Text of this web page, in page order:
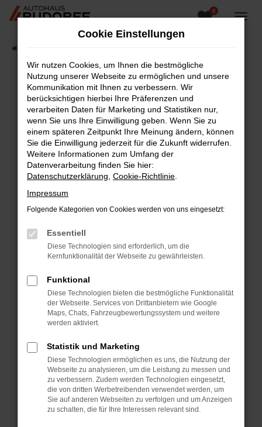
Zum
0
Fehler: Network Error
Beim Laden ist ein Fehler aufgetreten.
Hier sind ein paar Tipps, die dir helfen können:
Überprüfe deine Firewall und deine
Internetverbindung.
Laden andere Webseiten, zum Beispiel deine
Suchmaschine?
Prüfe deine Browsererweiterungen.
Manche Erweiterungen, wie Werbeblocker,
können das Laden bestimmter Seiten
verhindern. Funktioniert die Seite in einem
Fenster?
Starte dein Gerät neu.
Das kann manchmal helfen, vorübergehende
Probleme zu beheben.
Betriebssystem auf dem neuesten Stand
sind.
Veraltete Software birgt nicht nur ein
Sicherheitsrisiko, sondern kann auch dazu
führen, dass bestimmte Funktionen nicht mehr
unterstützt werden.
Cookie Einstellungen
Wir nutzen Cookies, um Ihnen die bestmögliche
Nutzung unserer Webseite zu ermöglichen und unsere
Kommunikation mit Ihnen zu verbessern. Wir
berücksichtigen hierbei Ihre Präferenzen und
verarbeiten Daten für Marketing und Statistiken nur,
wenn Sie uns Ihre Einwilligung geben. Wenn Sie zu
einem späteren Zeitpunkt Ihre Meinung ändern, können
Sie die Einwilligung jederzeit für die Zukunft widerrufen.
Weitere Informationen zum Umfang der
Datenverarbeitung finden Sie hier:
Datenschutzerklärung Cookie-Richtlinie
Impressum
Folgende Kategorien von Cookies werden von uns eingesetzt:
Essentiell
Diese Technologien sind erforderlich, um die
Kernfunktionalität der Webseite zu gewährleisten.
Funktional
Diese Technologien bieten die bestmögliche Funktionalität
der Webseite. Services von Drittanbietern wie Google
Maps, Chats, Fahrzeugbewertungssystem und weitere
werden aktiviert.
Statistik und Marketing
Diese Technologien ermöglichen es uns, die Nutzung der
Webseite zu analysieren, um die Leistung zu messen und
zu verbessern. Zudem werden Technologien eingesetzt,
die von dritten Werbetreibenden verwendet werden, um
Sie auf anderen Webseiten zu verfolgen und um Anzeigen
zu schalten, die für Ihre Interessen relevant sind.